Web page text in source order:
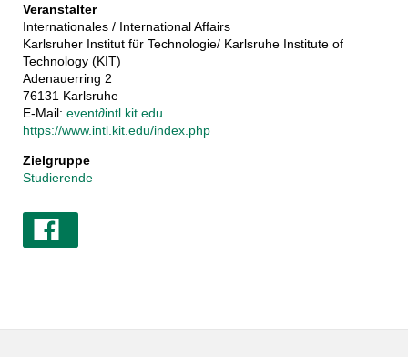
Veranstalter
Internationales / International Affairs
Karlsruher Institut für Technologie/ Karlsruhe Institute of
Technology (KIT)
Adenauerring 2
76131 Karlsruhe
E-Mail: event∂intl kit edu
https://www.intl.kit.edu/index.php
Zielgruppe
Studierende